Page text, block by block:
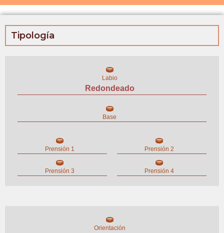
Tipología
Labio
Redondeado
Base
Prensión 1 Prensión 2
Prensión 3 Prensión 4
Orientación